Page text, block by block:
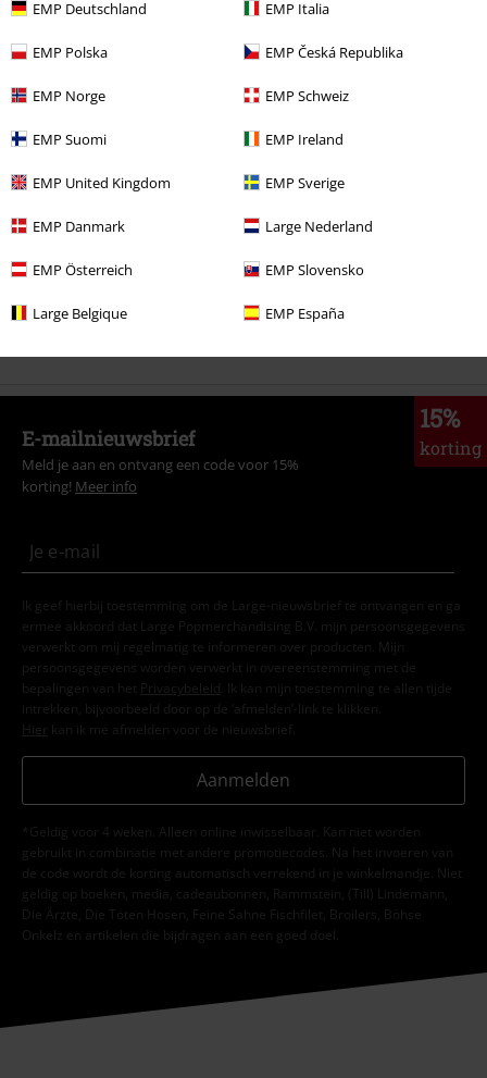
EMP Deutschland EMP Italia
EMP Polska EMP Česká Republika
EMP Norge EMP Schweiz
EMP Suomi EMP Ireland
EMP United Kingdom EMP Sverige
EMP Danmark Large Nederland
EMP Österreich EMP Slovensko
Large Belgique EMP España
Kleding & accessoires
Vrouwen Kleding Blouses
Sale % Vrouwen Blouses
Kledingmerken Vive Maria Kleding
Kleding Blouses
15%
korting
E-mailnieuwsbrief
Meld je aan en ontvang een code voor 15%
korting! Meer info
Ik geef hierbij toestemming om de Large-nieuwsbrief te ontvangen en ga
ermee akkoord dat Large Popmerchandising B.V. mijn persoonsgegevens
verwerkt om mij regelmatig te informeren over producten. Mijn
persoonsgegevens worden verwerkt in overeenstemming met de
bepalingen van het
Privacybeleid . Ik kan mijn toestemming te allen tijde
intrekken, bijvoorbeeld door op de ‘afmelden’-link te klikken.
Hier kan ik me afmelden voor de nieuwsbrief.
Aanmelden
*Geldig voor 4 weken. Alleen online inwisselbaar. Kan niet worden
gebruikt in combinatie met andere promotiecodes. Na het invoeren van
de code wordt de korting automatisch verrekend in je winkelmandje. Niet
geldig op boeken, media, cadeaubonnen, Rammstein, (Till) Lindemann,
Die Ärzte, Die Toten Hosen, Feine Sahne Fischfilet, Broilers, Böhse
Onkelz en artikelen die bijdragen aan een goed doel.